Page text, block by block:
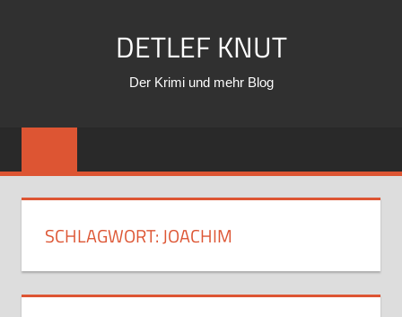
DETLEF KNUT
Der Krimi und mehr Blog
SCHLAGWORT:JOACHIM